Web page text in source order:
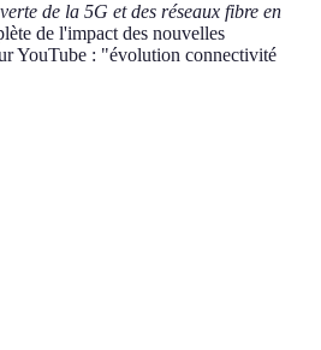
de la 5G et des réseaux fibre en
de l'impact des nouvelles
YouTube : "évolution connectivité